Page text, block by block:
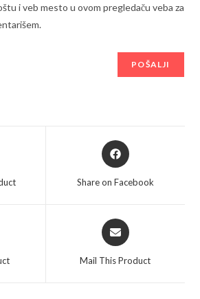
i veb mesto u ovom pregledaču veba za
Opens
in
Share on Facebook
Opens
in
Mail This Product